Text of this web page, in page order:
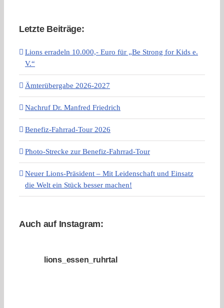
Letzte Beiträge:
Lions erradeln 10.000,- Euro für „Be Strong for Kids e.
V.“
Ämterübergabe 2026-2027
Nachruf Dr. Manfred Friedrich
Benefiz-Fahrrad-Tour 2026
Photo-Strecke zur Benefiz-Fahrrad-Tour
Neuer Lions-Präsident – Mit Leidenschaft und Einsatz
die Welt ein Stück besser machen!
Auch auf Instagram:
lions_essen_ruhrtal